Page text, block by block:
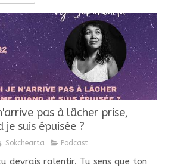
pas à lâcher prise,
je suis épuisée ?
Sokchearta Podcast
devrais ralentir. Tu sens que ton